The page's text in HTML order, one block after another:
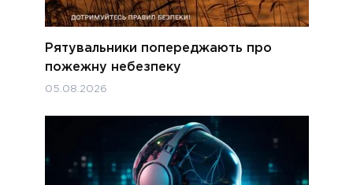
Рятувальники попереджають про
пожежну небезпеку
05.08.2026